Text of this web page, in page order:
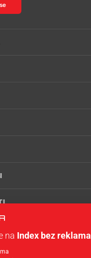
se na Indexu
na Index bez reklama